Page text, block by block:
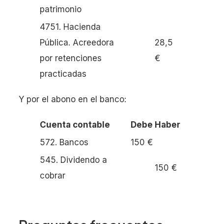
patrimonio
4751. Hacienda
Pública. Acreedora
por retenciones
practicadas
28,5
€
Y por el abono en el banco:
Cuenta contable Debe Haber
572. Bancos
150 €
545. Dividendo a
cobrar
150 €